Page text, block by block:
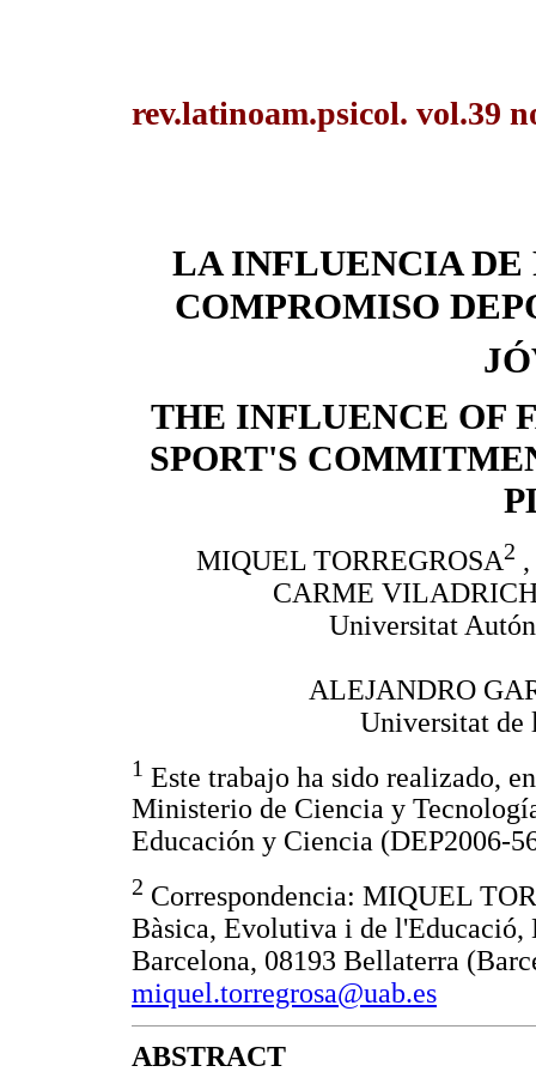
rev.latinoam.psicol. vol.39
LA INFLUENCIA DE
COMPROMISO
THE INFLUENCE OF
SPORT'S
MIQUEL TORREGROSA2
CARME
Universitat
ALEJANDRO
Universitat de
1 Este trabajo ha sido realizado,
Ministerio de Ciencia y
Educación y Ciencia (DEP2006-
2 Correspondencia: MIQUEL
Bàsica, Evolutiva i de
Barcelona, 08193 Bellaterra
miquel.torregrosa@uab.es
ABSTRACT